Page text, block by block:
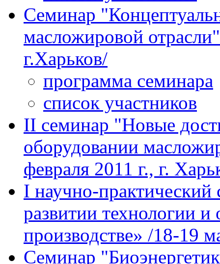
Семинар
масложировой
г.Харьков/
программа семинара
список участников
II семинар "Новые
оборудовании
февраля 2011 г., г.
I научно-
развитии технологии
производстве» /18-19
Семинар